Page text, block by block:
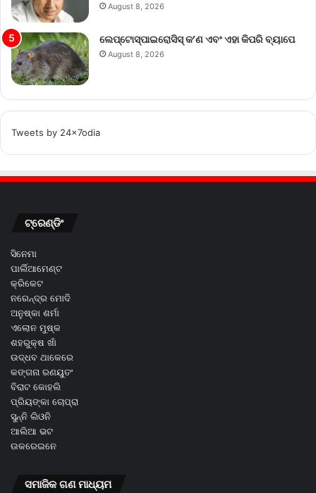
August 8, 2026
ଲେପ୍ଟୋସ୍ପାଇରୋସିସ୍ କ’ଣ ଏବଂ ଏହା କିପରି ବ୍ୟାପେ
August 8, 2026
Tweets by 24x7odia
ଟ୍ରେଣ୍ଡିଂ
ସିନେମା
ପାର୍ଲିଆମେଣ୍ଟ
କ୍ରିକେଟ
ନରେନ୍ଦ୍ର ମୋଦି
ଅନୁଷ୍କା ଶର୍ମା
ଏଲୋନ ମୁଷ୍କ
ଶହରୁକ୍ଷ ଖାଁ
ଉଦ୍ଧବ ଥାକେରେ
କଙ୍ଗନା ରଣୟୁତଂ
ବିରାଟ କୋହଲି
ପ୍ରିୟଙ୍କା ଚୋପ୍ରା
ସୁନ୍ନି ଲିଓନି
ଆଲିଆ ଭଟ
ଉକରେଇନେ
ସମାଜିକ ଗଣ ମାଧ୍ୟମ